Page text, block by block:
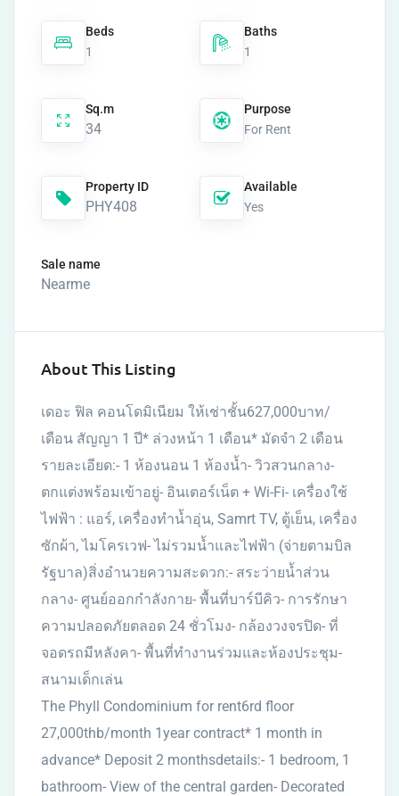
Beds
1
Baths
1
Sq.m
34
Purpose
For Rent
Property ID
PHY408
Available
Yes
Sale name
Nearme
About This Listing
เดอะ ฟิล คอนโดมิเนียม ให้เช่าชั้น627,000บาท/
เดือน สัญญา 1 ปี* ล่วงหน้า 1 เดือน* มัดจำ 2 เดือน
รายละเอียด:- 1 ห้องนอน 1 ห้องน้ำ- วิวสวนกลาง-
ตกแต่งพร้อมเข้าอยู่- อินเตอร์เน็ต + Wi-Fi- เครื่องใช้
ไฟฟ้า : แอร์, เครื่องทำน้ำอุ่น, Samrt TV, ตู้เย็น, เครื่อง
ซักผ้า, ไมโครเวฟ- ไม่รวมน้ำและไฟฟ้า (จ่ายตามบิล
รัฐบาล)สิ่งอำนวยความสะดวก:- สระว่ายน้ำส่วน
กลาง- ศูนย์ออกกำลังกาย- พื้นที่บาร์บีคิว- การรักษา
ความปลอดภัยตลอด 24 ชั่วโมง- กล้องวงจรปิด- ที่
จอดรถมีหลังคา- พื้นที่ทำงานร่วมและห้องประชุม-
สนามเด็กเล่น
The Phyll Condominium for rent6rd floor
27,000thb/month 1year contract* 1 month in
advance* Deposit 2 monthsdetails:- 1 bedroom, 1
bathroom- View of the central garden- Decorated